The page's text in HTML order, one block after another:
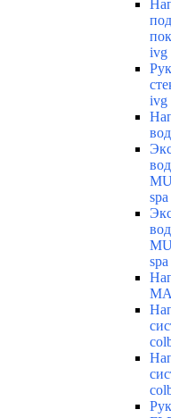
ivg
ivg
spa
spa